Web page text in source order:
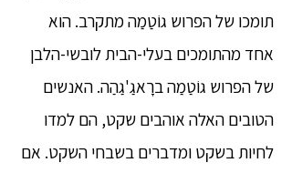
תומכו של הפרוש גוֹטַמַה מתקרב. הוא
אחד מהתומכים בעלי-הבית לובשי-הלבן
של הפרוש גוֹטַמַה ברָאגַ'גַהַה. האנשים
הטובים האלה אוהבים שקט, הם למדו
לחיות בשקט ומדברים בשבחי השקט. אם